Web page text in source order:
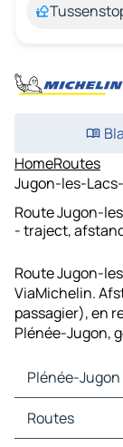
HomeRoutes
Jugon-les-
Route Jugon-
- traject,
Route Jugon-
ViaMichelin.
passagier), en
Plénée-Jugon,
Plénée-Jugon
Plénée-Jugon
Plénée-Jugon
Routes